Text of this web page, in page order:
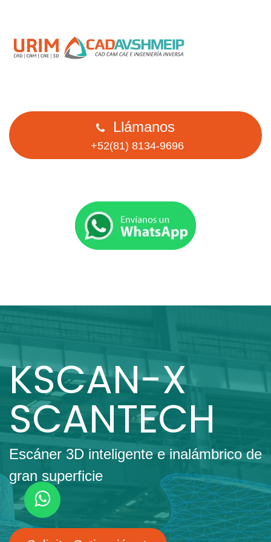
Llámanos
+52(81) 8134-9696
KSCAN-X
SCANTECH
Escáner 3D inteligente e inalámbrico de
gran superficie